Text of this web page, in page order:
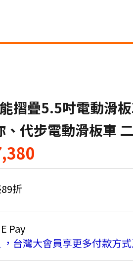
摺疊5.5吋電動滑
代步電動滑板車
折
Pay
，台灣大會員享更多付款方